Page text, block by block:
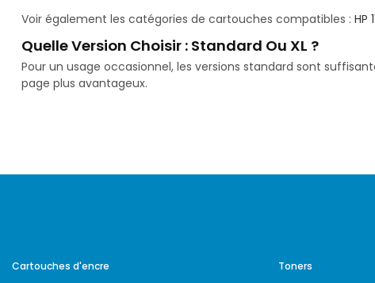
Voir également les catégories de cartouches compatibles : HP
Quelle Version Choisir : Standard Ou XL ?
Pour un usage occasionnel, les versions standard sont
page plus avantageux.
Cartouches d'encre
Toners